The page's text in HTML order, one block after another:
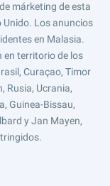
márketing de esta
Unido. Los anuncios
en Malasia.
en territorio de los
Curaçao, Timor
Rusia, Ucrania,
Guinea-Bissau,
y Jan Mayen,